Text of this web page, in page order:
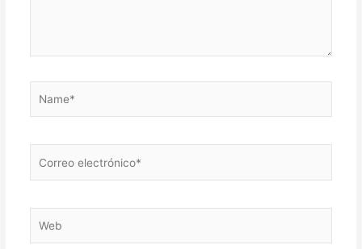
electrónico*